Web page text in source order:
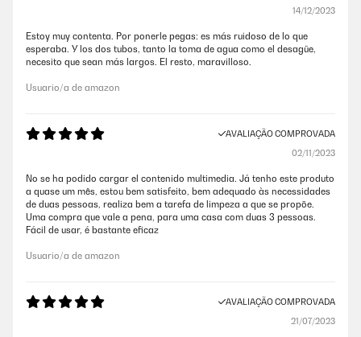
14/12/2023
Estoy muy contenta. Por ponerle pegas: es más ruidoso de lo que
esperaba. Y los dos tubos, tanto la toma de agua como el desagüe,
necesito que sean más largos. El resto, maravilloso.
Usuario/a de amazon
AVALIAÇÃO COMPROVADA
02/11/2023
No se ha podido cargar el contenido multimedia. Já tenho este produto
a quase um mês, estou bem satisfeito, bem adequado às necessidades
de duas pessoas, realiza bem a tarefa de limpeza a que se propõe.
Uma compra que vale a pena, para uma casa com duas 3 pessoas.
Fácil de usar, é bastante eficaz
Usuario/a de amazon
AVALIAÇÃO COMPROVADA
21/07/2023